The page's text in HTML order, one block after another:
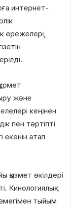
интернет-
ережелері,
және
кеңінен
пен тәртіпті
екенін атап
қызмет өкілдері
Кинологиялық
тыйым